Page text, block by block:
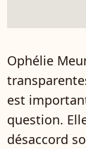
Ophélie
est
question.
désaccord